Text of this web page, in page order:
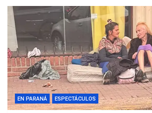
EN PARANÁ ESPECTÁCULOS